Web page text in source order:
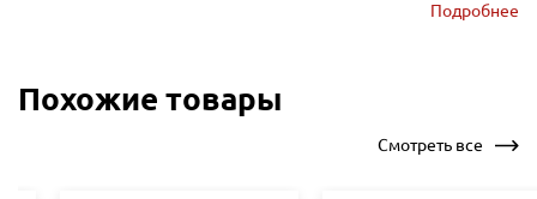
Подробнее
Похожие товары
Смотреть все